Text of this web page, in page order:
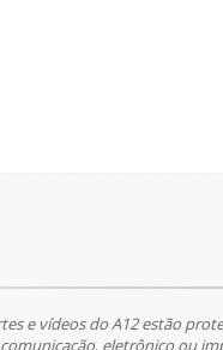
e vídeos do A12 estão
eletrônico ou